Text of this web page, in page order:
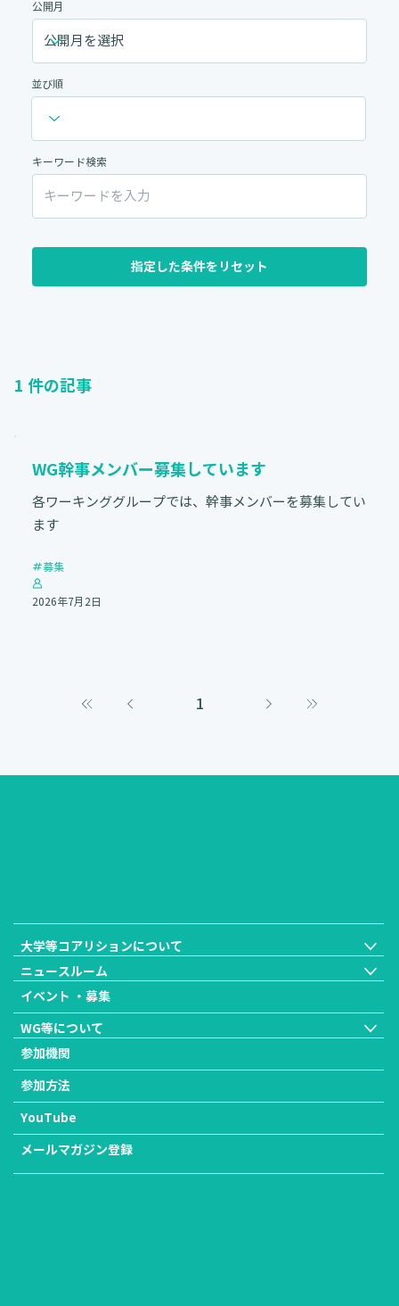
公開月
並び順
キーワード検索
指定した条件をリセット
1 件の記事
WG幹事メンバー募集しています
各ワーキンググループでは、幹事メンバーを募集してい
ます
募集
2026年7月2日
11
大学等コアリションについて
ニュースルーム
イベント ・募集
WG等について
参加機関
参加方法
YouTube
メールマガジン登録